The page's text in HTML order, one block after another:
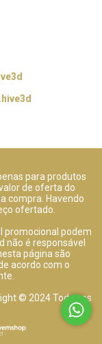
para produtos
de oferta do
compra. Havendo
ofertado.
promocional podem
não é responsável
página são
acordo com o
© 2024 Todos os